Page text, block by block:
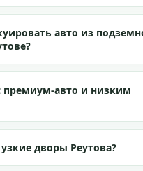
авто из
премиум-авто и низким
дворы Реутова?